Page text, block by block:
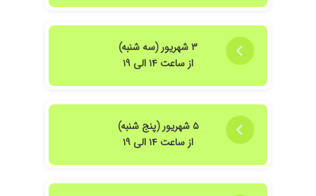
۳ شهریور (سه شنبه)
از ساعت ۱۴ الی ۱۹
۵ شهریور (پنج شنبه)
از ساعت ۱۴ الی ۱۹